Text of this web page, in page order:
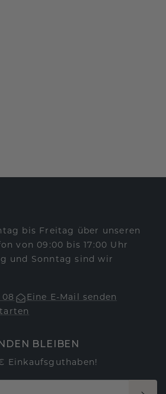
bis Freitag über unseren
von 09:00 bis 17:00 Uhr
und Sonntag sind wir
08
Eine E-Mail senden
BLEIBEN
Einkaufsguthaben!